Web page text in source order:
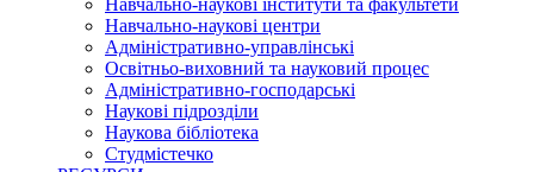
Навчально-наукові центри
Адміністративно-управлінські
Освітньо-виховний та науковий процес
Адміністративно-господарські
Наукові підрозділи
Наукова бібліотека
Студмістечко